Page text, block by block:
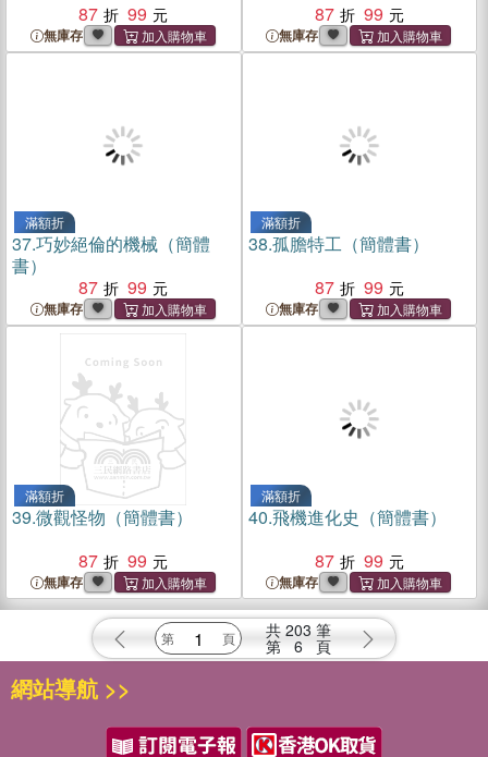
87
99
無庫存
87
99
無庫存
滿額折
37.巧妙絕倫的機械（簡體
書）
87
99
無庫存
滿額折
38.孤膽特工（簡體書）
87
99
無庫存
滿額折
39.微觀怪物（簡體書）
87
99
無庫存
滿額折
40.飛機進化史（簡體書）
87
99
無庫存
共 203 筆
第 6 頁
網站導航 >>